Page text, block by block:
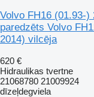
Volvo FH16 (01.93-
paredzēts Volvo
2014) vilcēja
620 €
Hidraulikas tvertne
21068780 21009924
dīzeļdegviela